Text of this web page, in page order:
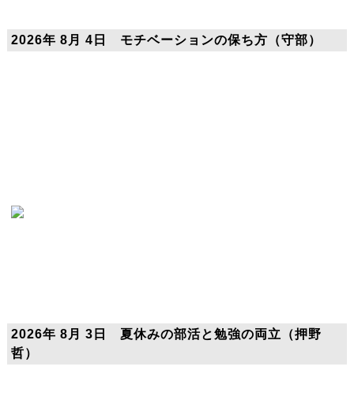
2026年 8月 4日 モチベーションの保ち方（守部）
2026年 8月 3日 夏休みの部活と勉強の両立（押野
哲）